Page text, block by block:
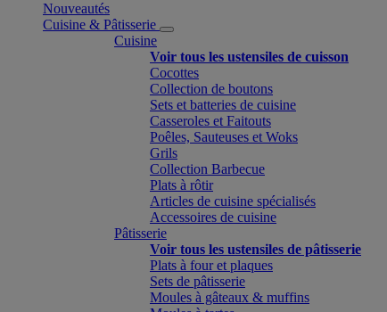
Nouveautés
Cuisine & Pâtisserie
Cuisine
Voir tous les ustensiles de cuisson
Cocottes
Collection de boutons
Sets et batteries de cuisine
Casseroles et Faitouts
Poêles, Sauteuses et Woks
Grils
Collection Barbecue
Plats à rôtir
Articles de cuisine spécialisés
Accessoires de cuisine
Pâtisserie
Voir tous les ustensiles de pâtisserie
Plats à four et plaques
Sets de pâtisserie
Moules à gâteaux & muffins